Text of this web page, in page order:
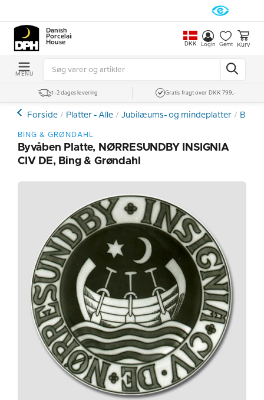
Danish
Porcelain
House
DKK Login Gemt Kurv
MENU
1-2 dages levering Gratis fragt over DKK 799,-
Forside Platter - Alle Jubilæums- og mindeplatter Bing
BING & GRØNDAHL
Byvåben Platte, NØRRESUNDBY INSIGNIA
CIV DE, Bing & Grøndahl